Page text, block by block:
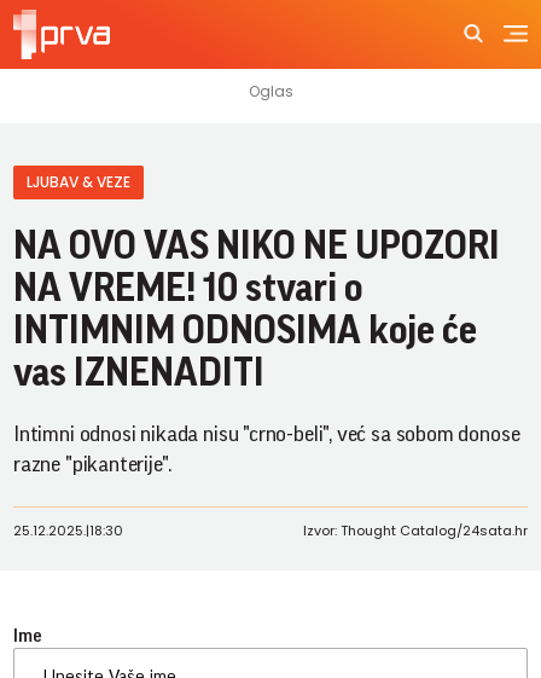
LJUBAV & VEZE
NA OVO VAS NIKO NE UPOZORI
NA VREME! 10 stvari o
INTIMNIM ODNOSIMA koje će
vas IZNENADITI
Intimni odnosi nikada nisu "crno-beli", već sa sobom donose
razne "pikanterije".
25.12.2025.|18:30 Izvor: Thought Catalog/24sata.hr
Ime